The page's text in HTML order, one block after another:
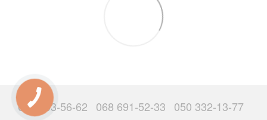
063 503-56-62 068 691-52-33 050 332-13-77